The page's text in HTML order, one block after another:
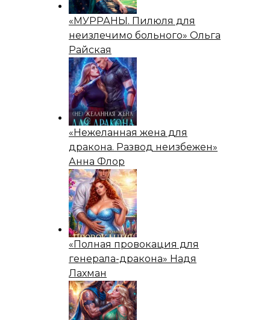
«МУРРАНЫ. Пилюля для
неизлечимо больного» Ольга
Райская
«Нежеланная жена для
дракона. Развод неизбежен»
Анна Флор
«Полная провокация для
генерала-дракона» Надя
Лахман